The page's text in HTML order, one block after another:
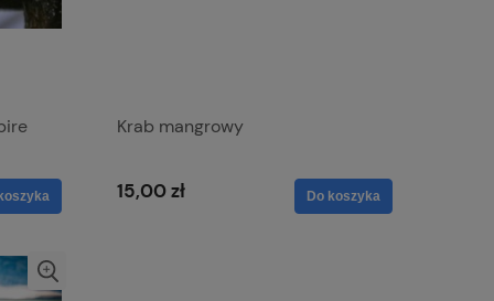
Krab mangrowy
15,00 zł Do koszyka